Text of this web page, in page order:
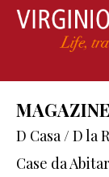
D Casa / D la
Case da